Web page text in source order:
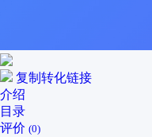
复制转化链接
介绍
目录
评价 (0)